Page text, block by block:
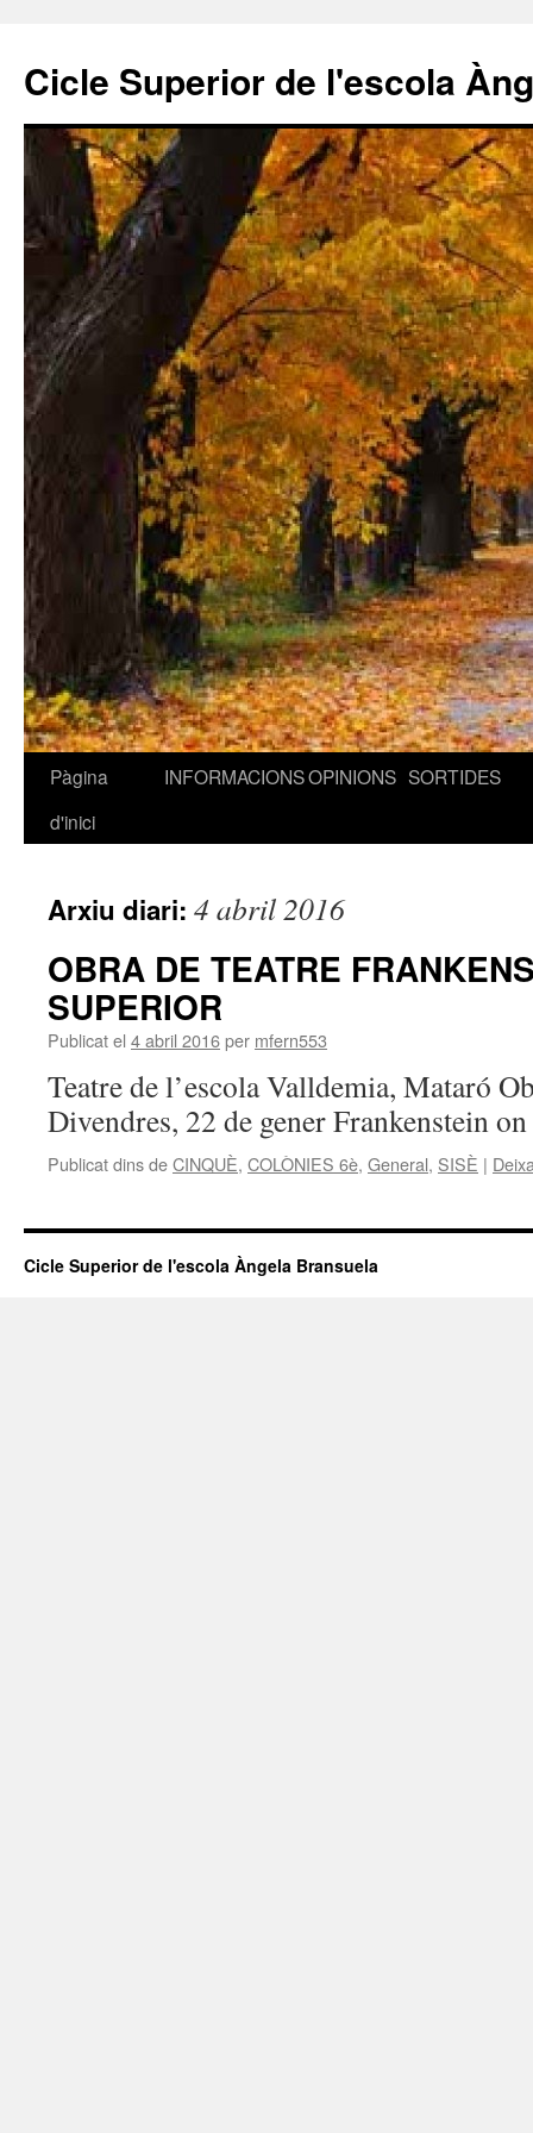
Cicle Superior de l'escola
Vés
Pàgina
d'inici
INFORMACIONSOPINIONS SORTIDES
Arxiu diari: 4 abril 2016
OBRA DE TEATRE
SUPERIOR
Publicat el 4 abril 2016per mfern553
Teatre de l’escola Valldemia, Mataró
Divendres, 22 de gener Frankenstein
Publicat dins deCINQUÈ, COLÒNIES 6è, General, SISÈ |
Cicle Superior de l'escola Àngela Bransuela